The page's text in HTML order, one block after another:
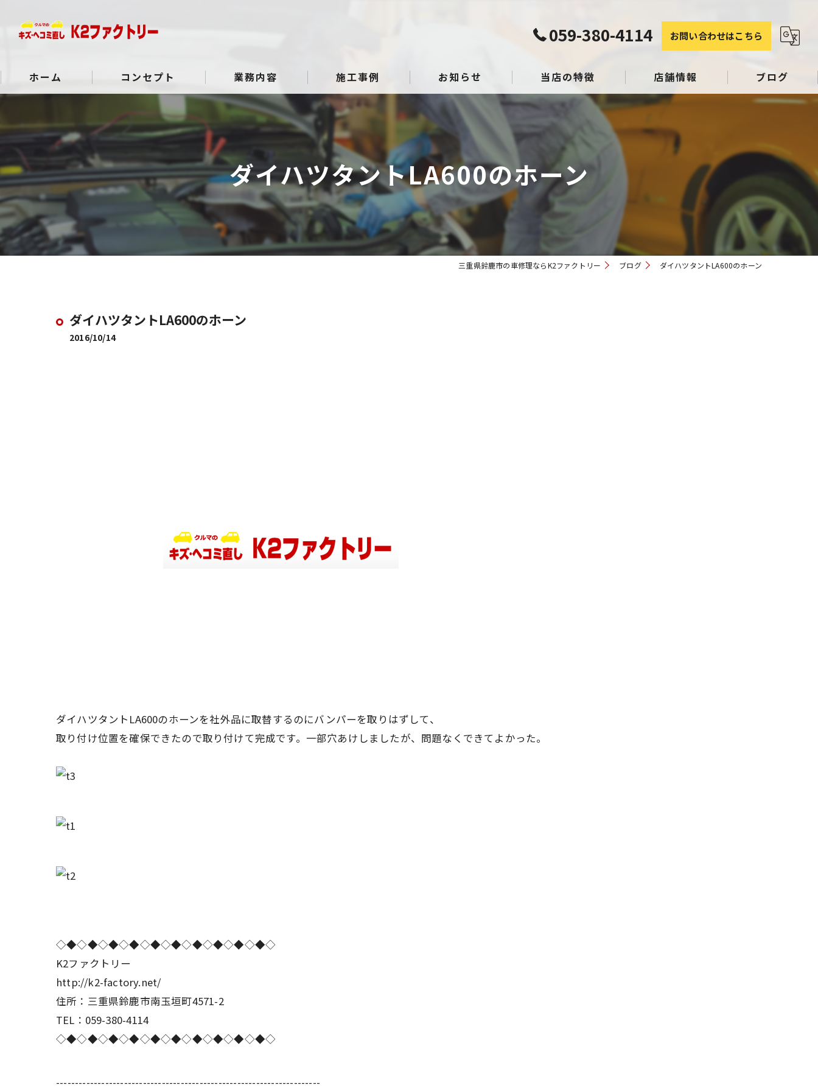
059-380-4114 お問い合わせはこちら
ホーム コンセプト 業務内容
よくある質問
施工事例 お知らせ 当店の特徴
整備
ガラスリペア
店舗情報 ブログ
ダイハツタントLA600のホーン
三重県鈴鹿市の車修理ならK2ファクトリー ブログ ダイハツタントLA600のホーン
ダイハツタントLA600のホーン
2016/10/14
ダイハツタントLA600のホーンを社外品に取替するのにバンパーを取りはずして、
取り付け位置を確保できたので取り付けて完成です。一部穴あけしましたが、問題なくできてよかった。
◇◆◇◆◇◆◇◆◇◆◇◆◇◆◇◆◇◆◇◆◇
K2ファクトリー
http://k2-factory.net/
住所：三重県鈴鹿市南玉垣町4571-2
TEL：059-380-4114
◇◆◇◆◇◆◇◆◇◆◇◆◇◆◇◆◇◆◇◆◇
----------------------------------------------------------------------